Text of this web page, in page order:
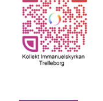
Maria van Zijl
Musik Ann-Louise